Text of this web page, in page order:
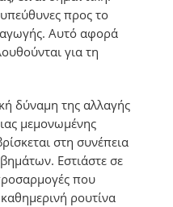
προς το
Αυτό αφορά
για τη
δύναμη της αλλαγής
μεμονωμένης
στη συνέπεια
Εστιάστε σε
που
ρουτίνα